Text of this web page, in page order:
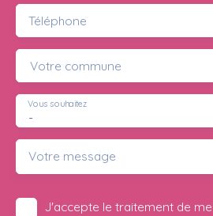
Téléphone
Votre commune
-
Vous souhaitez
Votre message
J'accepte le traitement de